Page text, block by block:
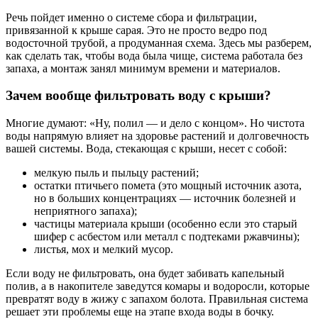
Речь пойдет именно о системе сбора и фильтрации,
привязанной к крыше сарая. Это не просто ведро под
водосточной трубой, а продуманная схема. Здесь мы разберем,
как сделать так, чтобы вода была чище, система работала без
запаха, а монтаж занял минимум времени и материалов.
Зачем вообще фильтровать воду с крыши?
Многие думают: «Ну, полил — и дело с концом». Но чистота
воды напрямую влияет на здоровье растений и долговечность
вашей системы. Вода, стекающая с крыши, несет с собой:
мелкую пыль и пыльцу растений;
остатки птичьего помета (это мощный источник азота,
но в больших концентрациях — источник болезней и
неприятного запаха);
частицы материала крыши (особенно если это старый
шифер с асбестом или металл с подтеками ржавчины);
листья, мох и мелкий мусор.
Если воду не фильтровать, она будет забивать капельный
полив, а в накопителе заведутся комары и водоросли, которые
превратят воду в жижу с запахом болота. Правильная система
решает эти проблемы еще на этапе входа воды в бочку.